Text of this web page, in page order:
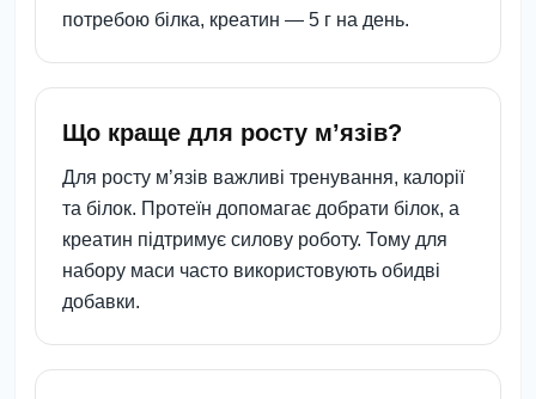
потребою білка, креатин — 5 г на день.
Що краще для росту м’язів?
Для росту м’язів важливі тренування, калорії
та білок. Протеїн допомагає добрати білок, а
креатин підтримує силову роботу. Тому для
набору маси часто використовують обидві
добавки.